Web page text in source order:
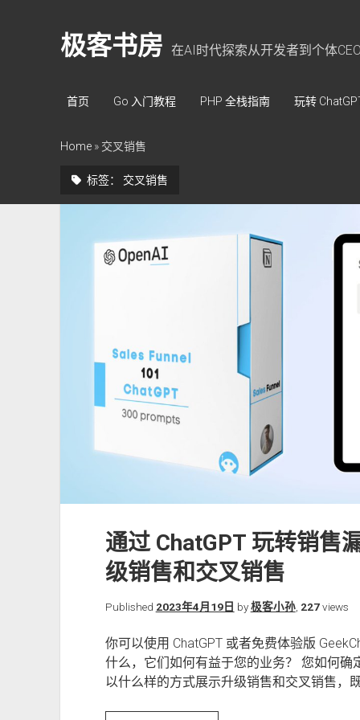
极客书房 在AI时代探索从开发者到个体CEO
首页 Go 入门教程 PHP 全栈指南 玩转
Home» 交叉销售
标签： 交叉销售
通过 ChatGPT 玩转销售
级销售和交叉销售
Published 2023年4月19日 by极客小孙, 227views
你可以使用 ChatGPT 或者免费体验版
什么，它们如何有益于您的业务？ 您如何确
以什么样的方式展示升级销售和交叉销售，